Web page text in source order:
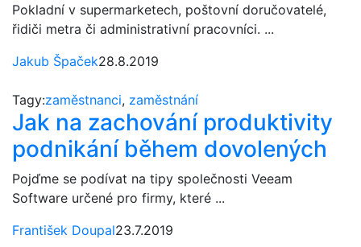
Pokladní v supermarketech, poštovní doručovatelé,
řidiči metra či administrativní pracovníci. ...
Jakub Špaček28.8.2019
Tagy:zaměstnanci, zaměstnání
Jak na zachování produktivity
podnikání během dovolených
Pojďme se podívat na tipy společnosti Veeam
Software určené pro firmy, které ...
František Doupal23.7.2019